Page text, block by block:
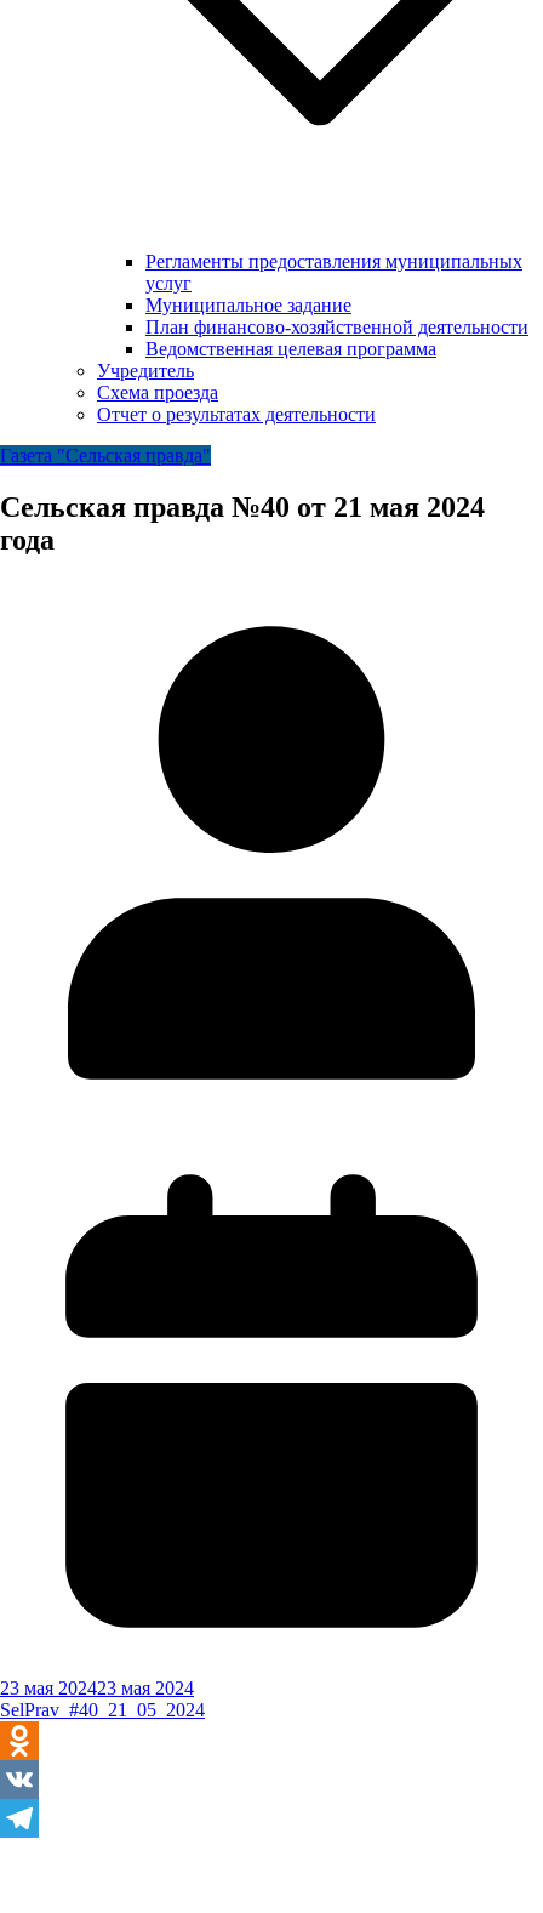
Регламенты предоставления муниципальных
услуг
Муниципальное задание
План финансово-хозяйственной деятельности
Ведомственная целевая программа
Учредитель
Схема проезда
Отчет о результатах деятельности
Газета "Сельская правда"
Сельская правда №40 от 21 мая 2024
года
23 мая 202423 мая 2024
SelPrav_#40_21_05_2024
Odnoklassniki
VK